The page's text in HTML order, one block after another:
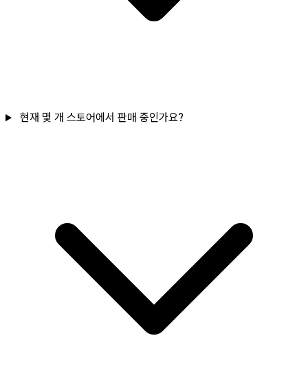
현재 몇 개 스토어에서 판매 중인가요?